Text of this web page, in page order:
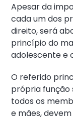
Apesar da
cada um dos
direito, será
princípio do
adolescente e
O referido
própria função
todos os
e mães,